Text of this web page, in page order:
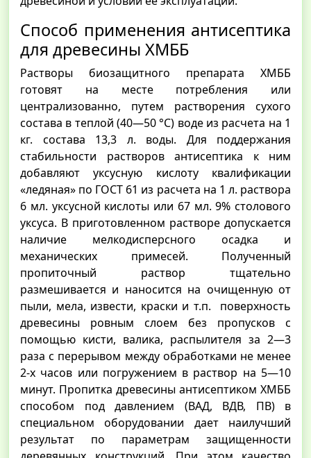
Способ применения антисептика
для древесины ХМББ
Растворы биозащитного препарата ХМББ
готовят на месте потребления или
централизованно, путем растворения сухого
состава в теплой (40—50 °С) воде из расчета на 1
кг. состава 13,3 л. воды. Для поддержания
стабильности растворов антисептика к ним
добавляют уксусную кислоту квалификации
«ледяная» по ГОСТ 61 из расчета на 1 л. раствора
6 мл. уксусной кислоты или 67 мл. 9% столового
уксуса. В приготовленном растворе допускается
наличие мелкодисперсного осадка и
механических примесей. Полученный
пропиточный раствор тщательно
размешивается и наносится на очищенную от
пыли, мела, извести, краски и т.п. поверхность
древесины ровным слоем без пропусков с
помощью кисти, валика, распылителя за 2—3
раза с перерывом между обработками не менее
2-х часов или погружением в раствор на 5—10
минут. Пропитка древесины антисептиком ХМББ
способом под давлением (ВАД, ВДВ, ПВ) в
специальном оборудовании дает наилучший
результат по параметрам защищенности